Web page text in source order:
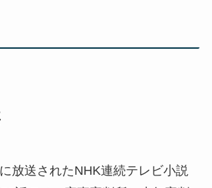
放送されたNHK連続テレビ小説